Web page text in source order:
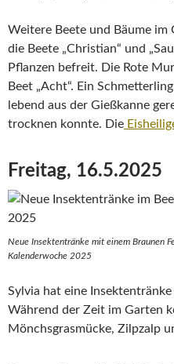
Weitere Beete und Bäume im
die Beete „Christian“ und
Pflanzen befreit. Die Rote
Beet „Acht“. Ein
lebend aus der Gießkanne
trocknen konnte. Die
Freitag, 16.5.2025
Neue Insektentränke mit einem Braunen
Kalenderwoche 2025
Sylvia hat eine
Während der Zeit im Garten
Mönchsgrasmücke, Zilpzalp